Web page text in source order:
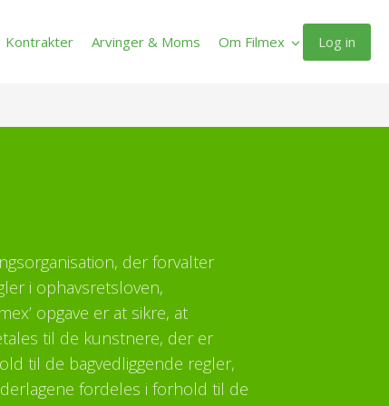
Kontrakter Arvinger & Moms Om Filmex Log in
der forvalter
i ophavsretsloven,
opgave er at sikre, at
til de kunstnere, der er
til de bagvedliggende regler,
fordeles i forhold til de